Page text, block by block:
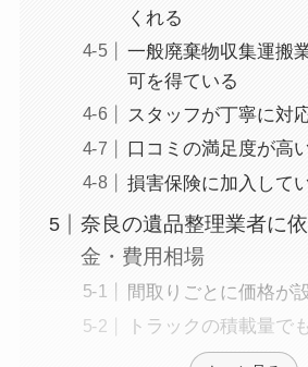
くれる
一般廃棄物収集運搬
可を得ている
スタッフが丁寧に対
口コミの満足度が高
損害保険に加入して
奈良の遺品整理業者に
金・費用相場
間取りごとに価格が
トラックの積載量で